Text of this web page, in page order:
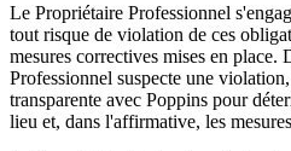
Le Propriétaire Professionnel
tout risque de violation de ces
mesures correctives mises en place.
Professionnel suspecte une
transparente avec Poppins pour
lieu et, dans l'affirmative, les